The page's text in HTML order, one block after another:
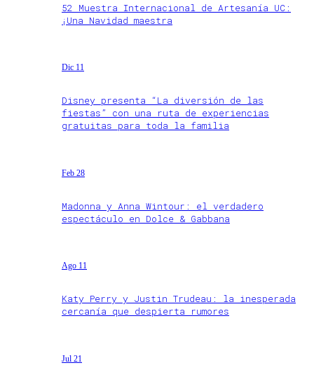
52 Muestra Internacional de Artesanía UC:
¡Una Navidad maestra
Dic 11
Disney presenta “La diversión de las
fiestas” con una ruta de experiencias
gratuitas para toda la familia
Feb 28
Madonna y Anna Wintour: el verdadero
espectáculo en Dolce & Gabbana
Ago 11
Katy Perry y Justin Trudeau: la inesperada
cercanía que despierta rumores
Jul 21